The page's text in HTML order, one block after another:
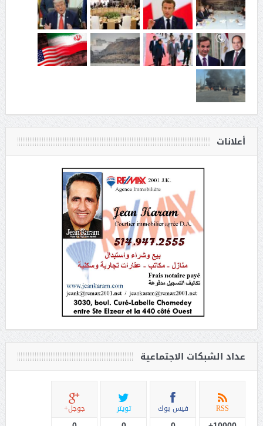
أعلانات
عداد الشبكات الاجتماعية
RSS فيس بوك تويتر جوجل+